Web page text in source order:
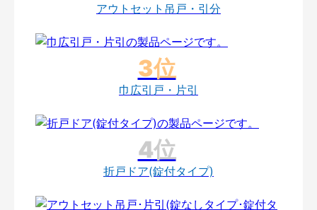
アウトセット吊戸・引分
巾広引戸・片引
折戸ドア(錠付タイプ)